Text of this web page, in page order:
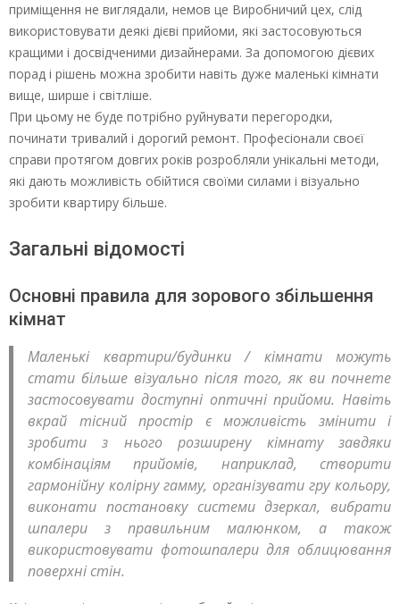
приміщення не виглядали, немов це Виробничий цех, слід
використовувати деякі дієві прийоми, які застосовуються
кращими і досвідченими дизайнерами. За допомогою дієвих
порад і рішень можна зробити навіть дуже маленькі кімнати
вище, ширше і світліше.
При цьому не буде потрібно руйнувати перегородки,
починати тривалий і дорогий ремонт. Професіонали своєї
справи протягом довгих років розробляли унікальні методи,
які дають можливість обійтися своїми силами і візуально
зробити квартиру більше.
Загальні відомості
Основні правила для зорового збільшення
кімнат
Маленькі квартири/будинки / кімнати можуть
стати більше візуально після того, як ви почнете
застосовувати доступні оптичні прийоми. Навіть
вкрай тісний простір є можливість змінити і
зробити з нього розширену кімнату завдяки
комбінаціям прийомів, наприклад, створити
гармонійну колірну гамму, організувати гру кольору,
виконати постановку системи дзеркал, вибрати
шпалери з правильним малюнком, а також
використовувати фотошпалери для облицювання
поверхні стін.